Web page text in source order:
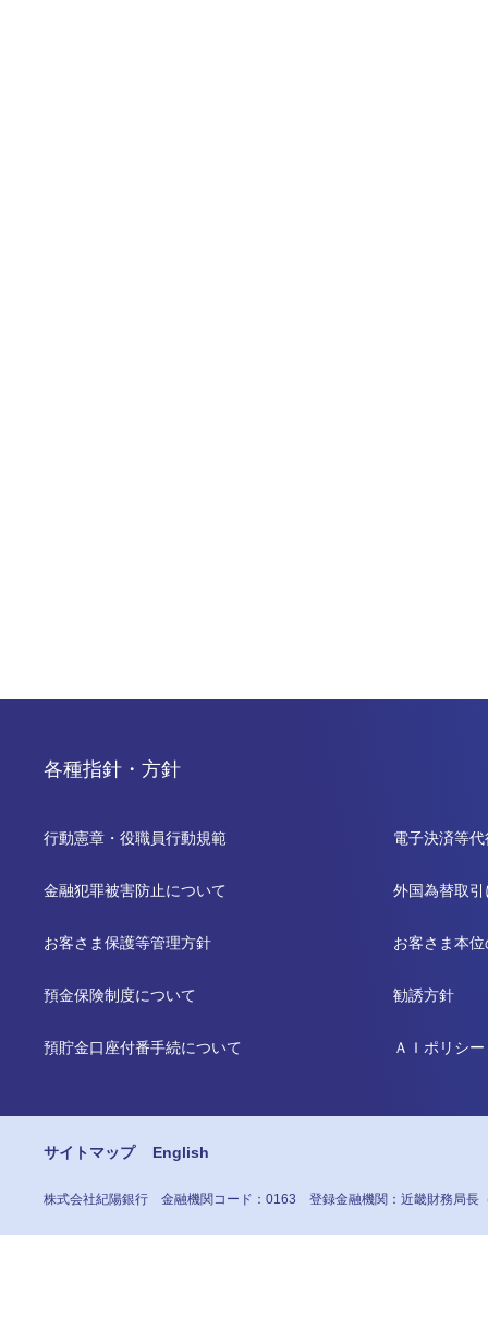
各種指針・方針
行動憲章・役職員行動規範
金融犯罪被害防止について
お客さま保護等管理方針
預金保険制度について
預貯金口座付番手続について
電子決済等
外国為替取
お客さま本
勧誘方針
ＡＩポリシー
サイトマップ English
株式会社紀陽銀行 金融機関コード：0163 登録金融機関：近畿財務局長